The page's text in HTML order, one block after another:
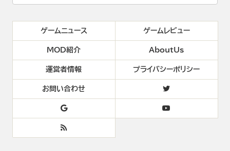
ゲームニュース ゲームレビュー
MOD紹介 AboutUs
運営者情報 プライバシーポリシー
お問い合わせ